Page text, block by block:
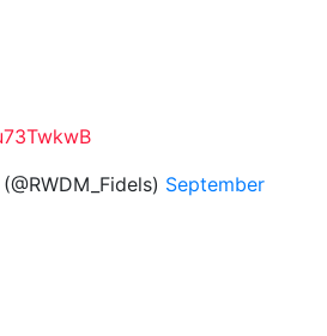
(@RWDM_Fidels) September